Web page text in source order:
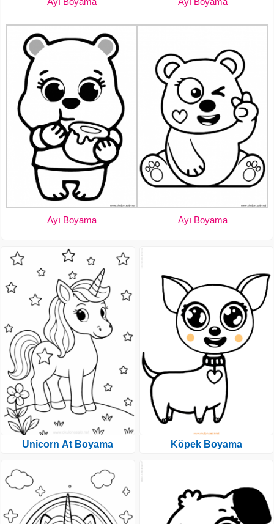
Ayı Boyama Ayı Boyama
Unicorn At Boyama Köpek Boyama